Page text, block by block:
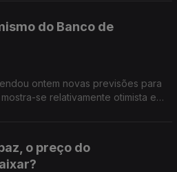
do Banco de
ontem novas previsões para
se relativamente otimista em
o preço do